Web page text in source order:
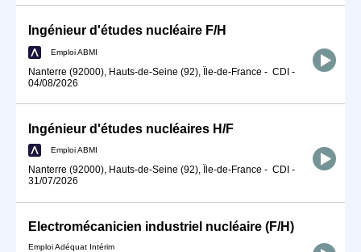
Ingénieur d'études nucléaire F/H
Emploi ABMI
Nanterre (92000), Hauts-de-Seine (92), Île-de-France - CDI -
04/08/2026
Ingénieur d'études nucléaires H/F
Emploi ABMI
Nanterre (92000), Hauts-de-Seine (92), Île-de-France - CDI -
31/07/2026
Electromécanicien industriel nucléaire (F/H)
Emploi Adéquat Intérim